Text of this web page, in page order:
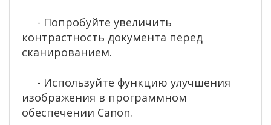
- Попробуйте увеличить
контрастность документа перед
сканированием.
- Используйте функцию улучшения
изображения в программном
обеспечении Canon.